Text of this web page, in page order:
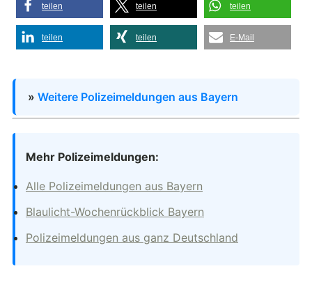
teilen teilen teilen
teilen teilen E-Mail
» Weitere Polizeimeldungen aus Bayern
Mehr Polizeimeldungen:
Alle Polizeimeldungen aus Bayern
Blaulicht-Wochenrückblick Bayern
Polizeimeldungen aus ganz Deutschland